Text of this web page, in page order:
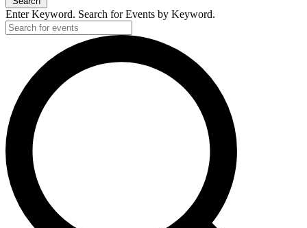
Enter Keyword. Search for Events by Keyword.